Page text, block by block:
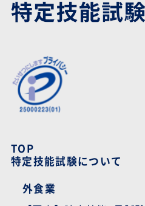
TOP
特定技能試験について
外食業